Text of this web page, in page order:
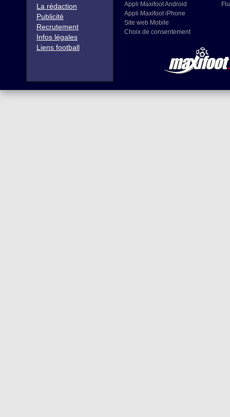
La rédaction
Publicité
Recrutement
Infos légales
Liens football
Appli Maxifoot Android
Appli Maxifoot iPhone
Site web Mobile
Choix de consentement